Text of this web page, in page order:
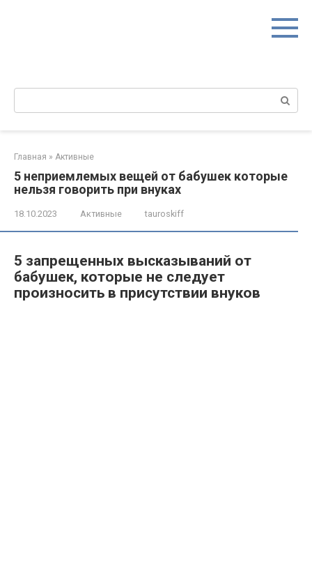
Поиск:
Главная » Активные
5 неприемлемых вещей от бабушек которые
нельзя говорить при внуках
18.10.2023 Активные tauroskiff
5 запрещенных высказываний от
бабушек, которые не следует
произносить в присутствии внуков